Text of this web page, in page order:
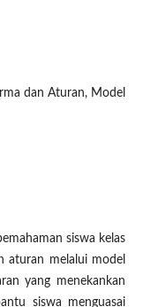
dan Aturan, Model
siswa kelas
aturan melalui model
yang menekankan
siswa menguasai